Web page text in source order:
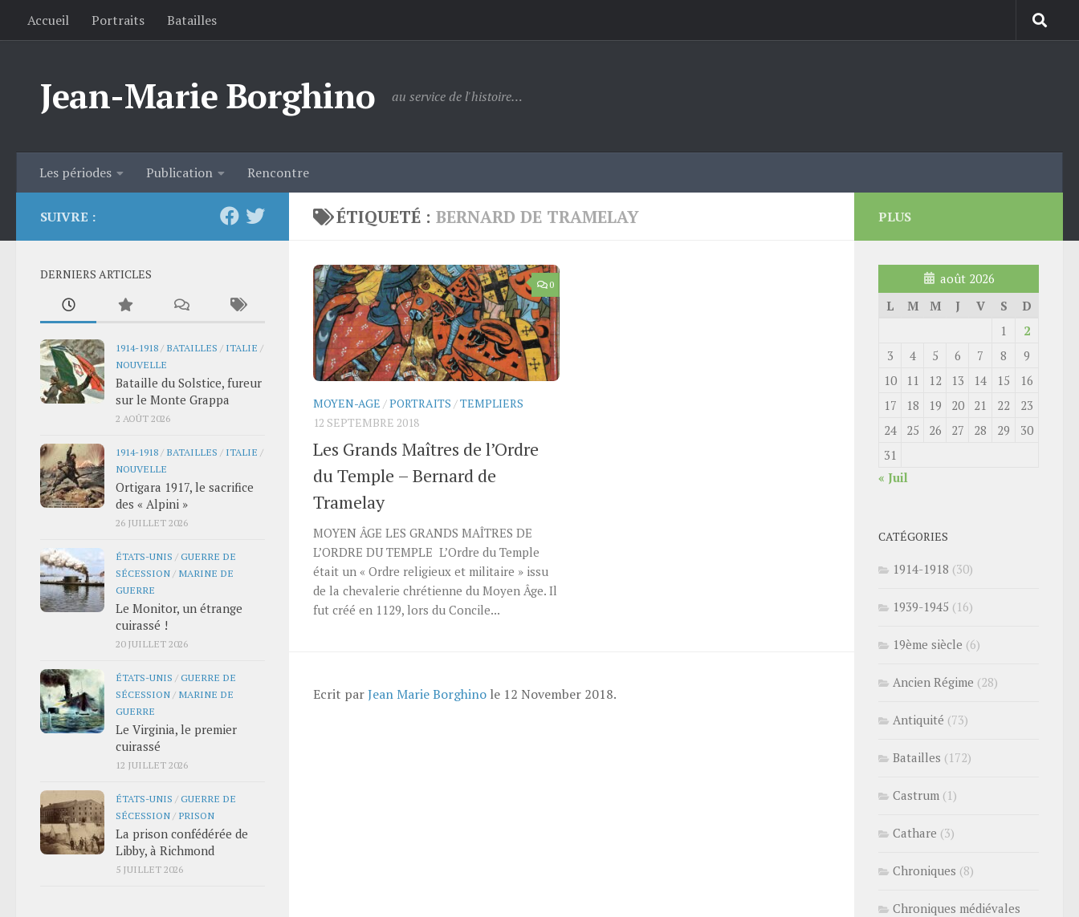
Skip to content
Accueil Portraits Batailles
Jean-Marie Borghino au service de l'histoire…
Les périodes Publication Rencontre
ÉTIQUETÉ : BERNARD DE TRAMELAY
0
MOYEN-AGE /PORTRAITS /TEMPLIERS
12 SEPTEMBRE 2018
Les Grands Maîtres de l’Ordre
du Temple – Bernard de
Tramelay
MOYEN ÂGE LES GRANDS MAÎTRES DE
L’ORDRE DU TEMPLE L’Ordre du Temple
était un « Ordre religieux et militaire » issu
de la chevalerie chrétienne du Moyen Âge. Il
fut créé en 1129, lors du Concile...
Ecrit parJean Marie Borghino le 12 November 2018.
SUIVRE :
DERNIERS ARTICLES
1914-1918 / BATAILLES / ITALIE /
NOUVELLE
Bataille du Solstice, fureur
sur le Monte Grappa
2 AOÛT 2026
1914-1918 / BATAILLES / ITALIE /
NOUVELLE
Ortigara 1917, le sacrifice
des « Alpini »
26 JUILLET 2026
ÉTATS-UNIS /GUERRE DE
SÉCESSION / MARINE DE
GUERRE
Le Monitor, un étrange
cuirassé !
20 JUILLET 2026
ÉTATS-UNIS /GUERRE DE
SÉCESSION / MARINE DE
GUERRE
Le Virginia, le premier
cuirassé
12 JUILLET 2026
ÉTATS-UNIS /GUERRE DE
SÉCESSION / PRISON
La prison confédérée de
Libby, à Richmond
5 JUILLET 2026
PLUS
août 2026
L
M M J V S
D
1
2
3
4 5 6 7 8
9
10
11 12 13 14 15
16
17
18 19 20 21 22
23
24
25 26 27 28 29
30
31
« Juil
CATÉGORIES
1914-1918 (30)
1939-1945 (16)
19ème siècle (6)
Ancien Régime (28)
Antiquité (73)
Batailles (172)
Castrum (1)
Cathare (3)
Chroniques (8)
Chroniques médiévales